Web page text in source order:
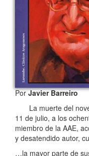
PorJavier Barreiro
La muerte del
11 de julio, a los
miembro de la AAE,
y desatendido autor,
…la mayor parte de